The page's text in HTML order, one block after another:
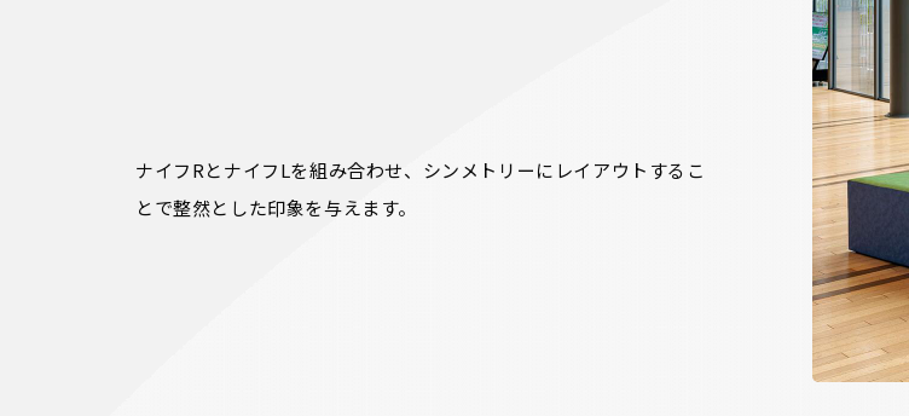
ナイフRとナイフLを組み合わせ、シンメトリーにレイアウトするこ
とで整然とした印象を与えます。